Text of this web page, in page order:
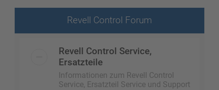
Revell Control Forum
Revell Control Service,
Ersatzteile
Informationen zum Revell Control
Service, Ersatzteil Service und Support